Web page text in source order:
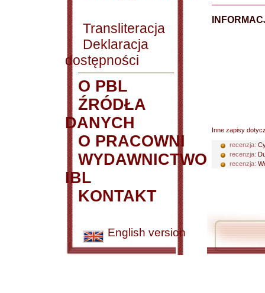
Transliteracja
Deklaracja
dostępności
O PBL
ŹRÓDŁA
DANYCH
O PRACOWNI
WYDAWNICTWO
IBL
KONTAKT
English version
Inne zapisy
recenzja:
recenzja:
recenzja: